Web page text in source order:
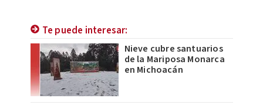
Te puede interesar:
Nieve cubre santuarios
de la Mariposa Monarca
en Michoacán